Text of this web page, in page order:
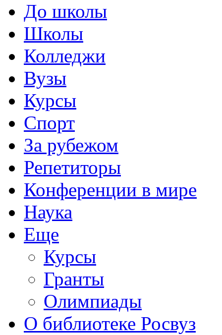
До школы
Школы
Колледжи
Вузы
Курсы
Спорт
За рубежом
Репетиторы
Конференции в мире
Наука
Еще
Курсы
Гранты
Олимпиады
О библиотеке Росвуз